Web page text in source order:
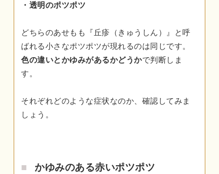
・透明のポツポツ
どちらのあせもも『丘疹（きゅうしん）』と呼
ばれる小さなポツポツが現れるのは同じです。
色の違いとかゆみがあるかどうかで判断しま
す。
それぞれどのような症状なのか、確認してみま
しょう。
かゆみのある赤いポツポツ